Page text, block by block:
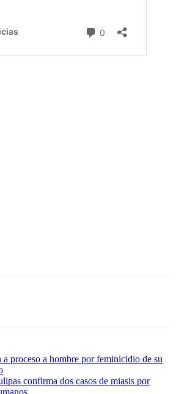
proceso a hombre por feminicidio de su
confirma dos casos de miasis por